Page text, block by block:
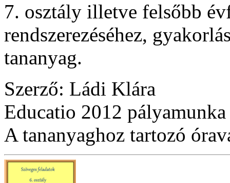
7. osztály illetve felsőbb
rendszerezéséhez,
tananyag.
Szerző: Ládi Klára
Educatio 2012 pályamunka
A tananyaghoz tartozó